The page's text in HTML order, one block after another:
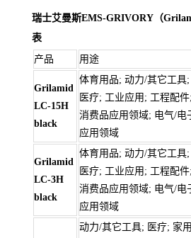
瑞士艾曼斯EMS-GRIVORY（
表
产品
用途
Grilamid
LC-15H
black
体育用品; 动力/其它工具;
医疗; 工业应用; 工程配
消费品应用领域; 电气/电
应用领域
Grilamid
LC-3H
black
体育用品; 动力/其它工具;
医疗; 工业应用; 工程配
消费品应用领域; 电气/电
应用领域
动力/其它工具; 医疗; 家用